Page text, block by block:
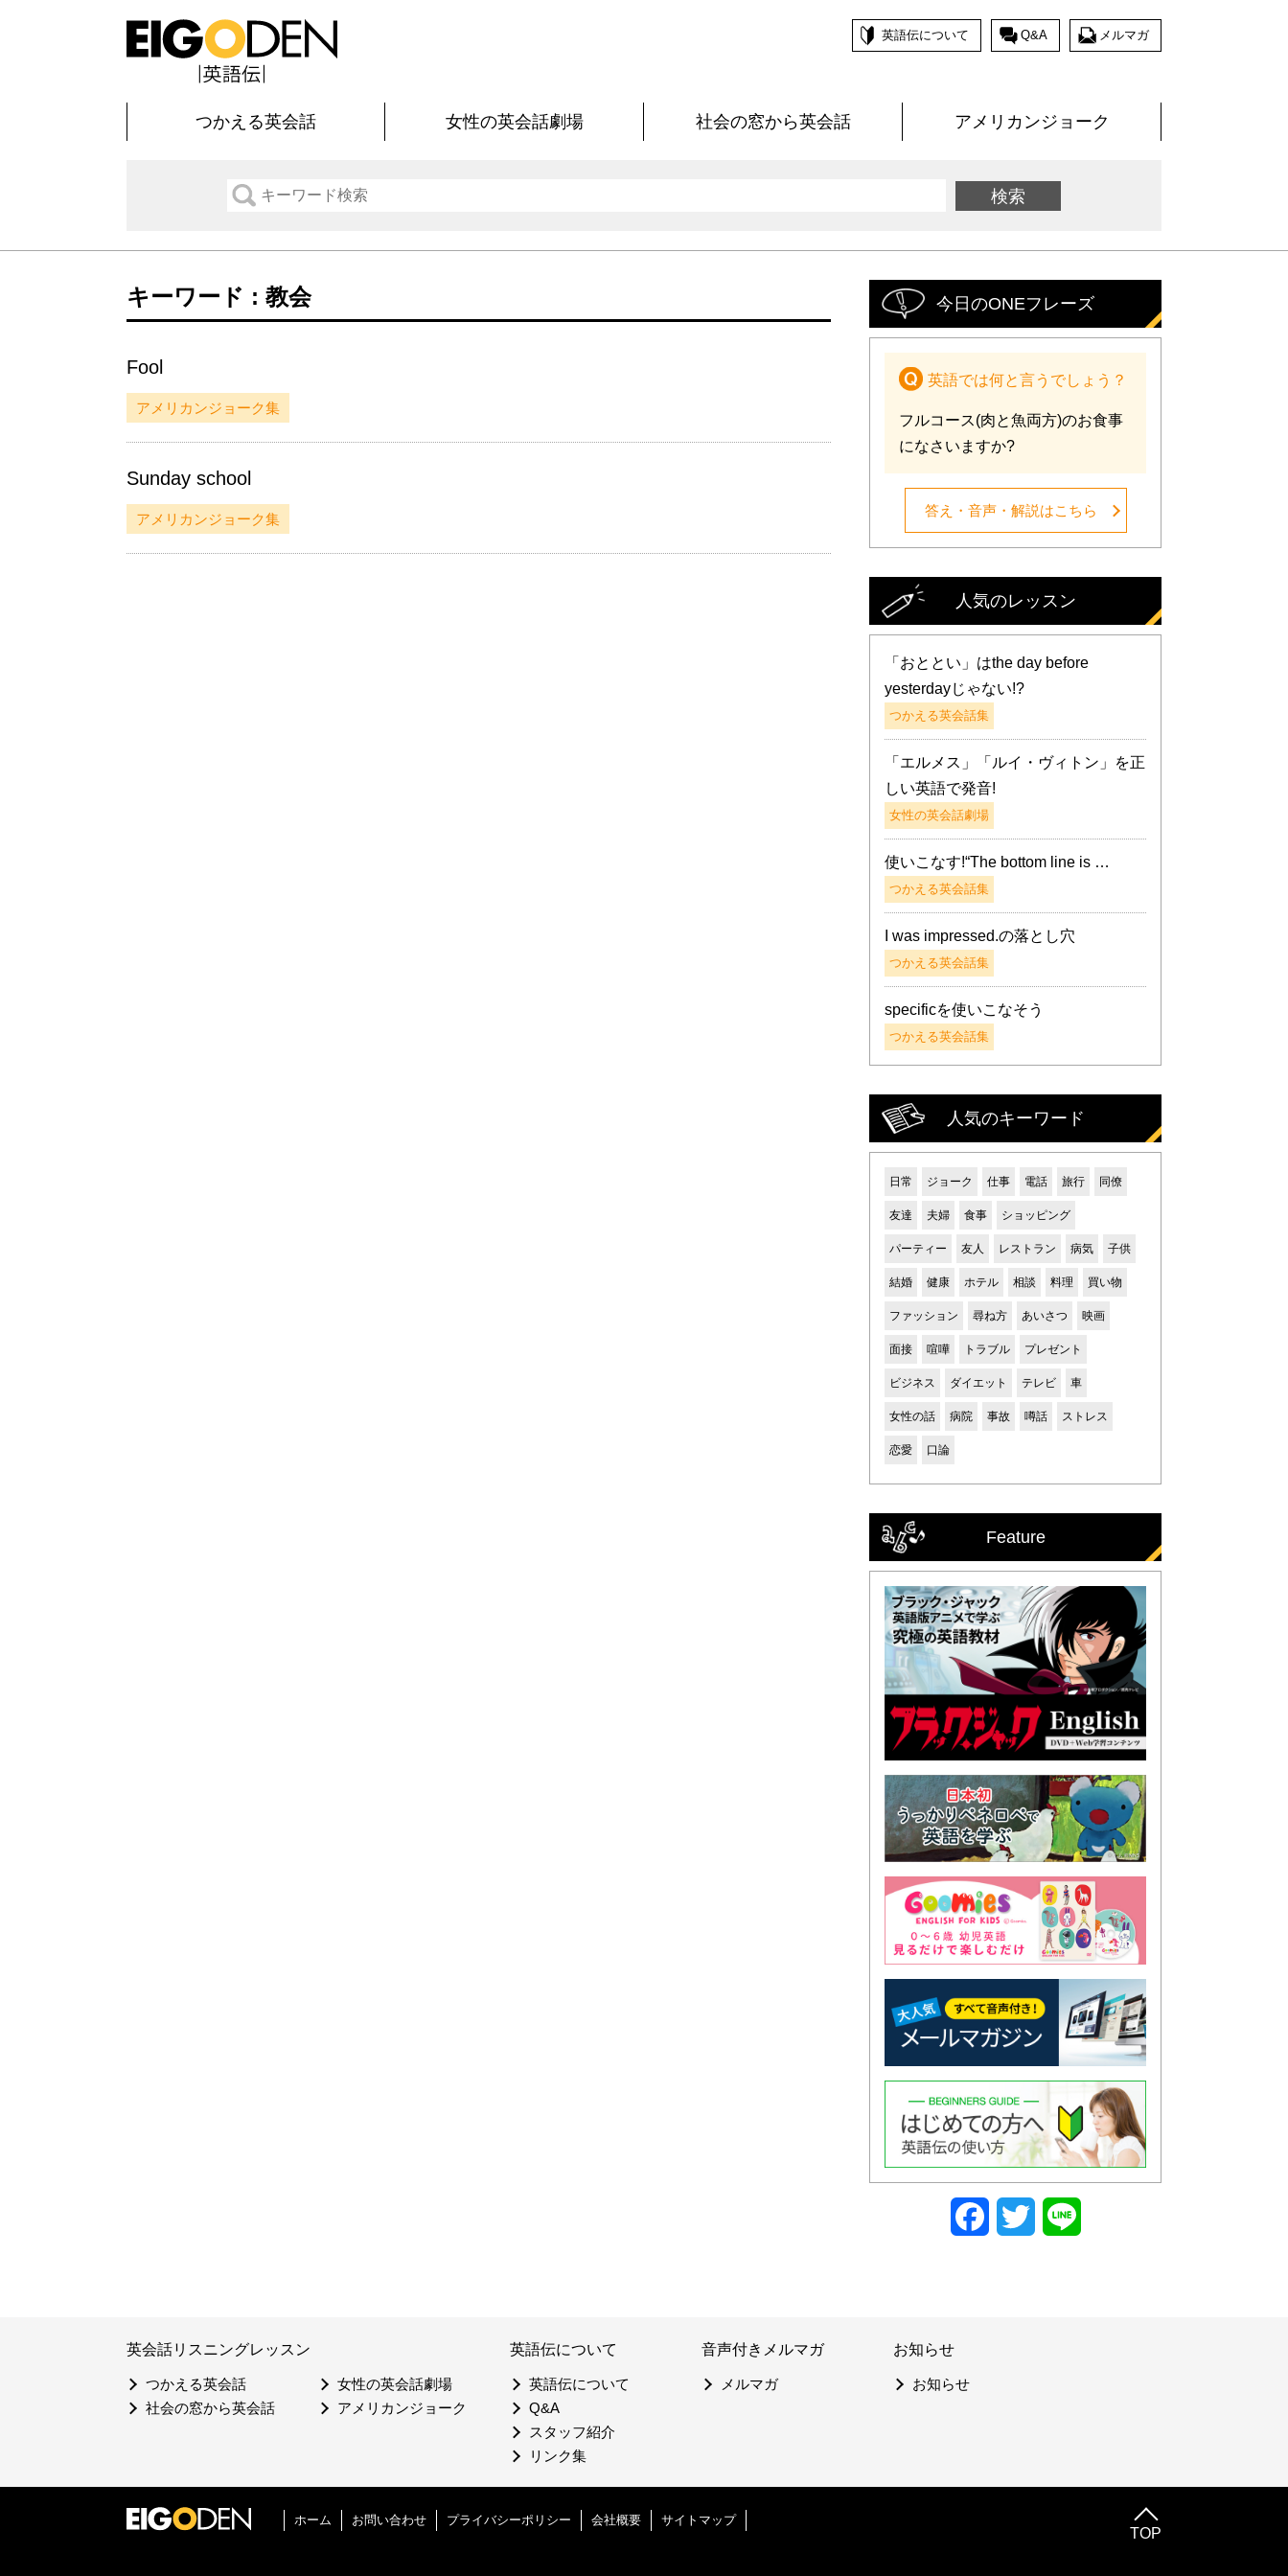
英語伝について Q&A メルマガ
つかえる英会話 女性の英会話劇場 社会の窓から英会話 アメリカンジョーク
キーワード : 教会
Fool
アメリカンジョーク集
Sunday school
アメリカンジョーク集
今日のONEフレーズ
英語では何と言うでしょう？
フルコース(肉と魚両方)のお食事
になさいますか?
答え・音声・解説はこちら
人気のレッスン
「おととい」はthe day before
yesterdayじゃない!?
つかえる英会話集
「エルメス」「ルイ・ヴィトン」を正
しい英語で発音!
女性の英会話劇場
使いこなす!“The bottom line is …
つかえる英会話集
I was impressed.の落とし穴
つかえる英会話集
specificを使いこなそう
つかえる英会話集
人気のキーワード
日常 ジョーク 仕事 電話 旅行 同僚
友達 夫婦 食事 ショッピング
パーティー 友人 レストラン 病気 子供
結婚 健康 ホテル 相談 料理 買い物
ファッション 尋ね方 あいさつ 映画
面接 喧嘩 トラブル プレゼント
ビジネス ダイエット テレビ 車
女性の話 病院 事故 噂話 ストレス
恋愛 口論
Feature
FacebookTwitter
英会話リスニングレッスン
つかえる英会話
女性の英会話劇場
社会の窓から英会話
アメリカンジョーク
英語伝について
英語伝について
Q&A
スタッフ紹介
リンク集
音声付きメルマガ
メルマガ
お知らせ
お知らせ
ホーム お問い合わせ プライバシーポリシー 会社概要 サイトマップ
TOP